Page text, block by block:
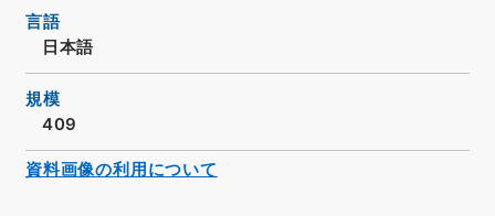
言語
日本語
規模
409
資料画像の利用について